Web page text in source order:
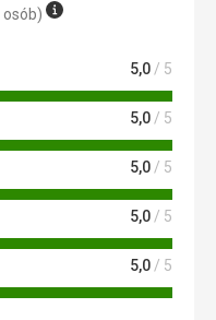
5,0 / 5
5,0 / 5
5,0 / 5
5,0 / 5
5,0 / 5